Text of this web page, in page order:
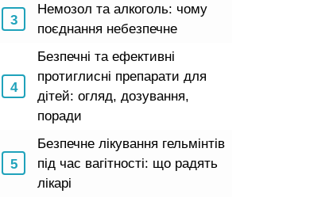
Немозол та алкоголь: чому
поєднання небезпечне
Безпечні та ефективні
протиглисні препарати для
дітей: огляд, дозування,
поради
Безпечне лікування гельмінтів
під час вагітності: що радять
лікарі